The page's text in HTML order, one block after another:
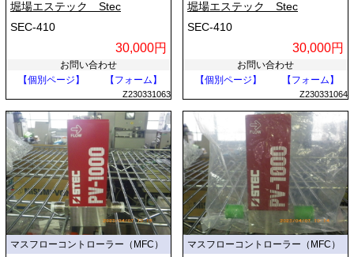
堀場エステック Stec
SEC-410
30,000円
お問い合わせ
【個別ページ】
【フォーム】
Z230331063
堀場エステック Stec
SEC-410
30,000円
お問い合わせ
【個別ページ】
【フォーム】
Z230331064
マスフローコントローラー（MFC） マスフローコントローラー（MFC）